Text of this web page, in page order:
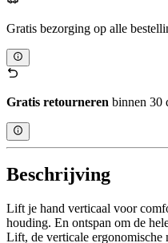
Gratis bezorging op alle
Gratis retourneren binnen 30
Beschrijving
Lift je hand verticaal voor
houding. En ontspan om de
Lift, de verticale ergonomische